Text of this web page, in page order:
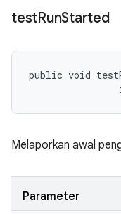
testRunStarted
public void
Melaporkan awal
Parameter